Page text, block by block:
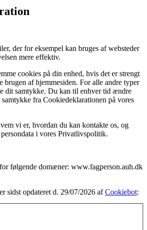
der for eksempel kan bruges af websteder
mere effektiv.
cookies på din enhed, hvis det er strengt
brugen af hjemmesiden. For alle andre typer
dit samtykke. Du kan til enhver tid ændre
fra Cookiedeklarationen på vores
vi er, hvordan du kan kontakte os, og
i vores Privatlivspolitik.
følgende domæner: www.fagperson.auh.dk
sidst opdateret d. 29/07/2026 afCookiebot: